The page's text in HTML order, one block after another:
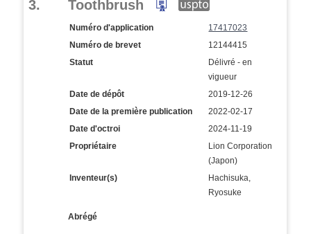
3. Toothbrush
Numéro d'application
17417023
Numéro de brevet
12144415
Statut
Délivré - en
vigueur
Date de dépôt
2019-12-26
Date de la première publication
2022-02-17
Date d'octroi
2024-11-19
Propriétaire
Lion Corporation
(Japon)
Inventeur(s)
Hachisuka,
Ryosuke
Abrégé